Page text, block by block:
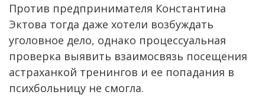
Против предпринимателя Константина
Эктова тогда даже хотели возбуждать
уголовное дело, однако процессуальная
проверка выявить взаимосвязь посещения
астраханкой тренингов и ее попадания в
психбольницу не смогла.